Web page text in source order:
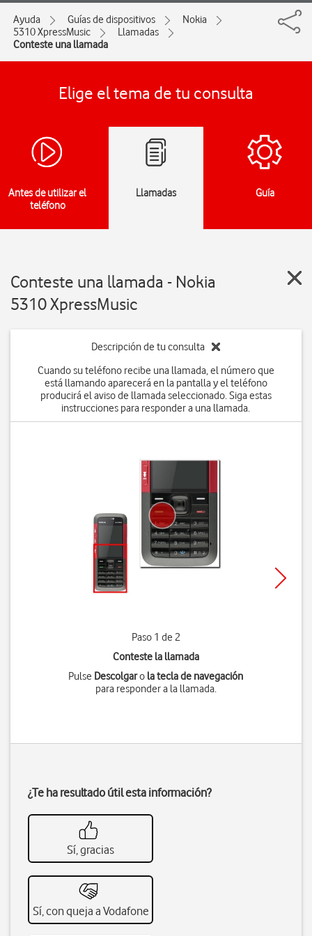
Ayuda Guías de dispositivos
Nokia
5310 XpressMusic
Llamadas
Conteste una llamada
Elige el tema de tu consulta
Antes de utilizar el
teléfono
Llamadas Guía
Conteste una llamada - Nokia
5310 XpressMusic
Descripción de tu consulta
Cuando su teléfono recibe una llamada, el número que
está llamando aparecerá en la pantalla y el teléfono
producirá el aviso de llamada seleccionado. Siga estas
instrucciones para responder a una llamada.
Paso 1 de 2
Conteste la llamada
Pulse Descolgaro la tecla de navegación
para responder a la llamada.
¿Te ha resultado útil esta información?
Sí, gracias
Sí, con queja a Vodafone